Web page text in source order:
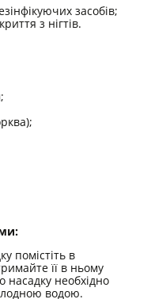
засобів;
з нігтів.
помістіть в
її в ньому
насадку необхідно
водою.